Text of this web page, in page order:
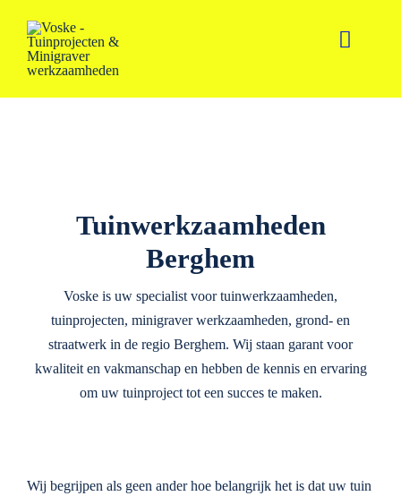
inhoud
Toggle
Tuinwerkzaamheden
Berghem
Voske is uw specialist voor tuinwerkzaamheden,
tuinprojecten, minigraver werkzaamheden, grond- en
straatwerk in de regio Berghem. Wij staan garant voor
kwaliteit en vakmanschap en hebben de kennis en ervaring
om uw tuinproject tot een succes te maken.
Wij begrijpen als geen ander hoe belangrijk het is dat uw tuin